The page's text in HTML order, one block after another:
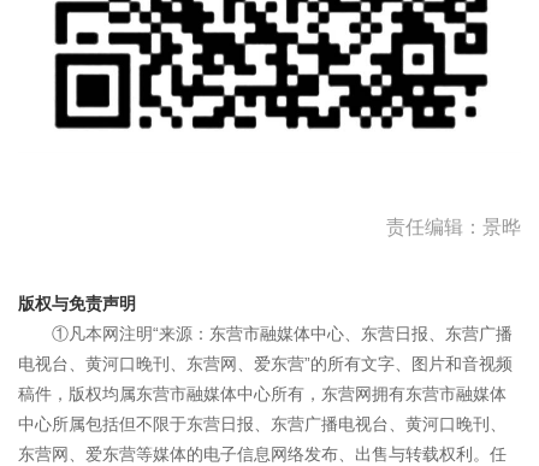
责任编辑：景晔
版权与免责声明
①凡本网注明“来源：东营市融媒体中心、东营日报、东营广播
电视台、黄河口晚刊、东营网、爱东营”的所有文字、图片和音视频
稿件，版权均属东营市融媒体中心所有，东营网拥有东营市融媒体
中心所属包括但不限于东营日报、东营广播电视台、黄河口晚刊、
东营网、爱东营等媒体的电子信息网络发布、出售与转载权利。任